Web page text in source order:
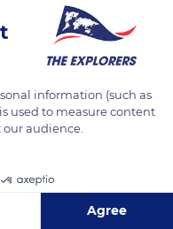
posted any
information (such as
used to measure content
audience.
Agree